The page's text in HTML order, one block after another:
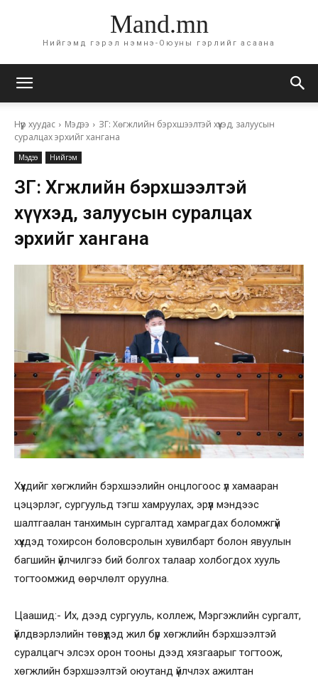
Mand.mn
Нийгэмд гэрэл нэмнэ-Оюуны гэрлийг асаана
Нүүр хуудас Мэдээ
ЗГ: Хөгжлийн бэрхшээлтэй хүүхэд, залуусын
суралцах эрхийг хангана
Мэдээ Нийгэм
ЗГ: Хөгжлийн бэрхшээлтэй
хүүхэд, залуусын суралцах
эрхийг хангана
Хүүхдийг хөгжлийн бэрхшээлийн онцлогоос үл хамааран
цэцэрлэг, сургуульд тэгш хамруулах, эрүүл мэндээс
шалтгаалан танхимын сургалтад хамрагдах боломжгүй
хүүхдэд тохирсон боловсролын хувилбарт болон явуулын
багшийн үйлчилгээ бий болгох талаар холбогдох хууль
тогтоомжид өөрчлөлт оруулна.
Цаашид:- Их, дээд сургууль, коллеж, Мэргэжлийн сургалт,
үйлдвэрлэлийн төвүүдэд жил бүр хөгжлийн бэрхшээлтэй
суралцагч элсэх орон тооны дээд хязгаарыг тогтоож,
хөгжлийн бэрхшээлтэй оюутанд үйлчлэх ажилтан